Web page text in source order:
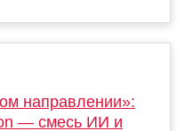
направлении»:
— смесь ИИ и